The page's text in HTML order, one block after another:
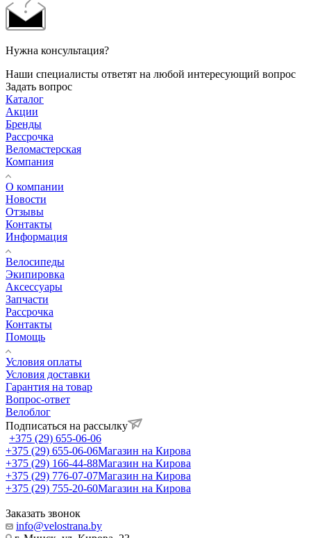
Нужна консультация?
Наши специалисты ответят на любой интересующий вопрос
Задать вопрос
Каталог
Акции
Бренды
Рассрочка
Веломастерская
Компания
О компании
Новости
Отзывы
Контакты
Информация
Велосипеды
Экипировка
Аксессуары
Запчасти
Рассрочка
Контакты
Помощь
Условия оплаты
Условия доставки
Гарантия на товар
Вопрос-ответ
Велоблог
Подписаться на рассылку
+375 (29) 655-06-06
+375 (29) 655-06-06Магазин на Кирова
+375 (29) 166-44-88Магазин на Кирова
+375 (29) 776-07-07Магазин на Кирова
+375 (29) 755-20-60Магазин на Кирова
Заказать звонок
info@velostrana.by